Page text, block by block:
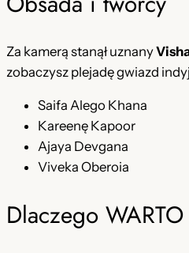
Za kamerą stanął uznany
zobaczysz plejadę gwiazd
Saifa Alego Khana
Kareenę Kapoor
Ajaya Devgana
Viveka Oberoia
Dlaczego